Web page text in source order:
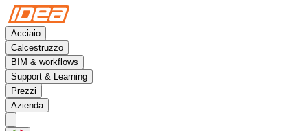
Acciaio
Calcestruzzo
BIM & workflows
Support & Learning
Prezzi
Azienda